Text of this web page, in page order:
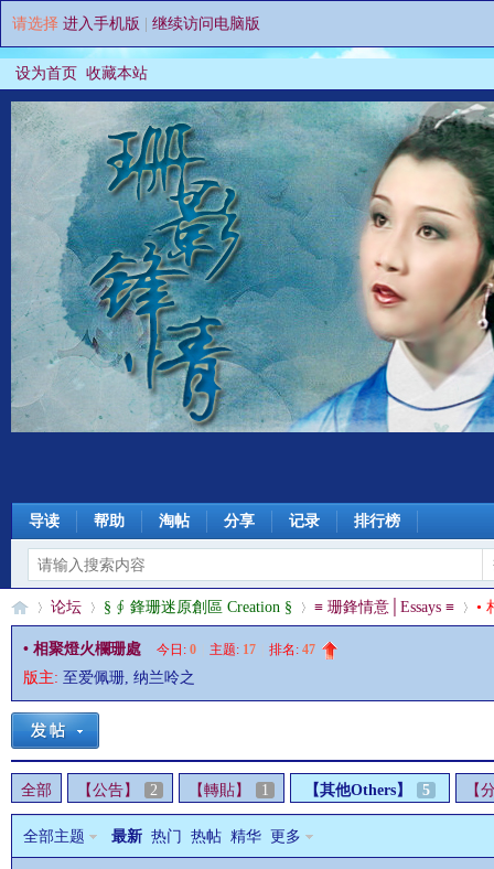
请选择 进入手机版 继续访问电脑版
设为首页 收藏本站
导读 帮助 淘帖 分享 记录 排行榜
§ »
论坛
›
§ ∮ 鋒珊迷原創區 Creation §
›
≡ 珊鋒情意│Essays ≡
›
•
• 相聚燈火欄珊處 今日: 0 主题: 17 排名: 47
版主: 至爱佩珊, 纳兰呤之
全部 【公告】 2 【轉貼】 1 【其他Others】 5 【
全部主题 最新 热门 热帖 精华 更多